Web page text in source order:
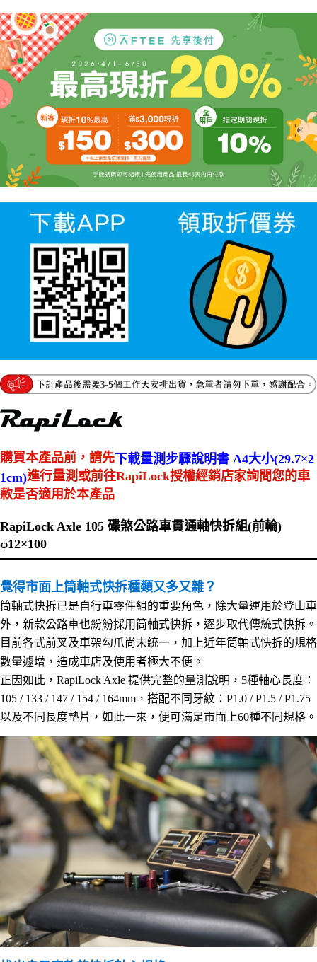
購買本產品前，請先下載量測步驟說明書 A4大小(29.7×2
1cm)進行量測或前往RapiLock授權經銷店家詢問您的車
款是否適用於本產品
RapiLock Axle 105 碟煞公路車貫通軸快拆組(前輪)
φ12×100
覺得市面上筒軸式快拆種類又多又雜？
筒軸式快拆已是自行車零件組的重要角色，除大量運用於登山車
外，新款公路車也紛紛採用筒軸式快拆，逐步取代傳統式快拆。
目前各式前叉及車架勾爪尚未統一，加上近年筒軸式快拆的規格
數量遽增，造成車店及使用者極大不便。
正因如此，RapiLock Axle 提供完整的量測說明，5種軸心長度：
105 / 133 / 147 / 154 / 164mm，搭配不同牙紋：P1.0 / P1.5 / P1.75
以及不同長度墊片，如此一來，便可滿足市面上60種不同規格。